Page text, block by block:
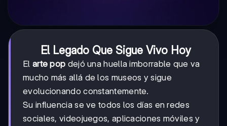
El Legado Que Sigue Vivo Hoy
El arte pop dejó una huella imborrable que va
mucho más allá de los museos y sigue
evolucionando constantemente.
Su influencia se ve todos los días en redes
sociales, videojuegos, aplicaciones móviles y